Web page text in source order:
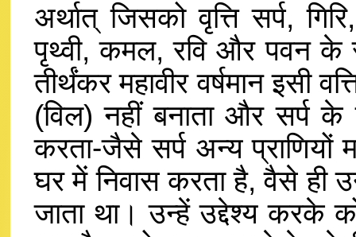
अर्थात् जिसको वृत्ति सर्प,
पृथ्वी, कमल, रवि और पवन के
तीर्थंकर महावीर वर्षमान इसी
(विल) नहीं बनाता और सर्प के
करता-जैसे सर्प अन्य प्राणियों
घर में निवास करता है, वैसे ही
जाता था। उन्हें उद्देश्य करके